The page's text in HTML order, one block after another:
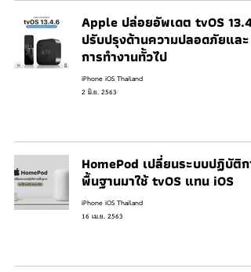
Apple ปล่อยอัพเดต tvOS
ปรับปรุงด้านความปลอดภัยและ
การทำงานทั้วไป
iPhone iOS Thailand
2 มิ.ย. 2563
HomePod เปลี่ยนระบบปฏิบัติการ
พื้นฐานมาใช้ tvOS แทน iOS
iPhone iOS Thailand
16 เม.ย. 2563